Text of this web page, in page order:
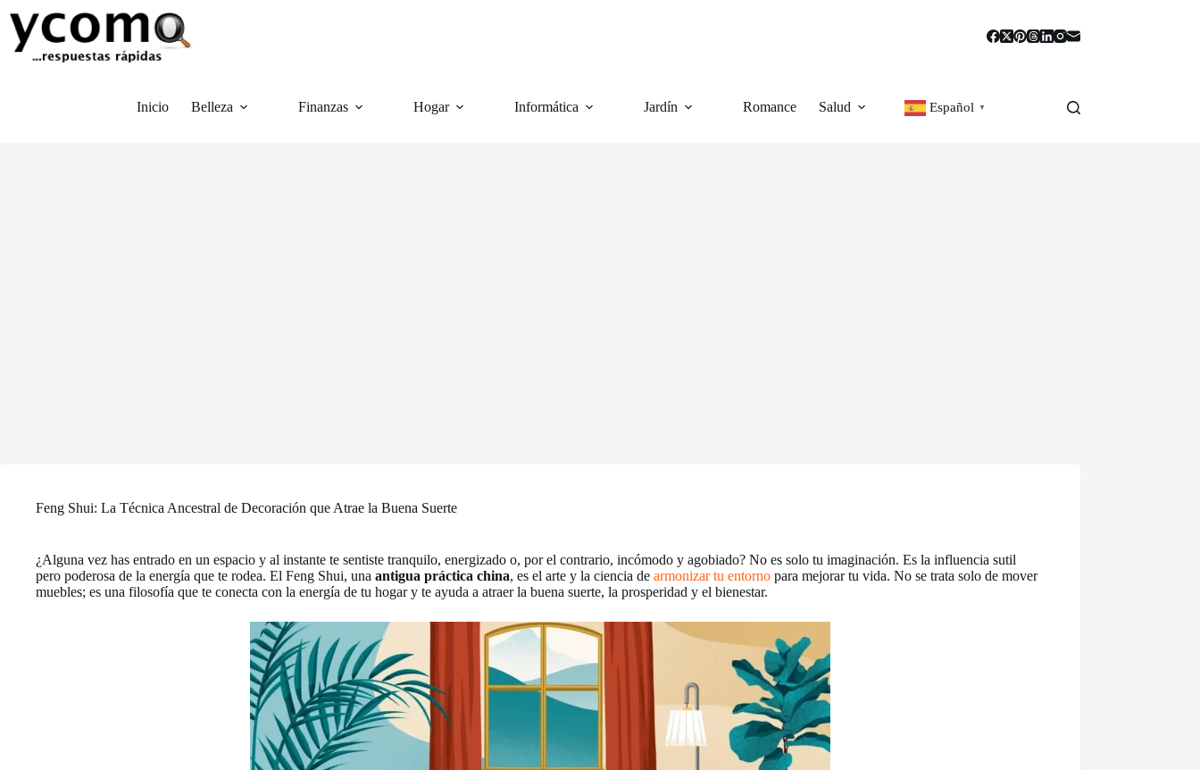
contenido
Inicio Belleza Finanzas Hogar Informática Jardín Romance Salud Español ▼
Feng Shui: La Técnica Ancestral de Decoración que Atrae la Buena Suerte
¿Alguna vez has entrado en un espacio y al instante te sentiste tranquilo, energizado o, por el contrario, incómodo y agobiado? No es solo tu imaginación. Es la influencia sutil
pero poderosa de la energía que te rodea. El Feng Shui, una antigua práctica china, es el arte y la ciencia de armonizar tu entorno para mejorar tu vida. No se trata solo de mover
muebles; es una filosofía que te conecta con la energía de tu hogar y te ayuda a atraer la buena suerte, la prosperidad y el bienestar.